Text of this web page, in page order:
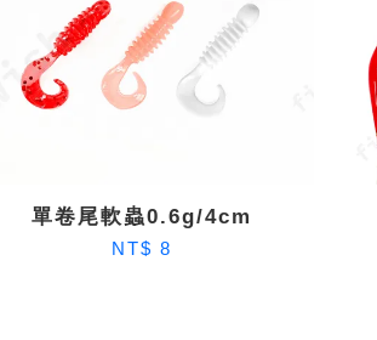
單卷尾軟蟲0.6g/4cm
NT$ 8